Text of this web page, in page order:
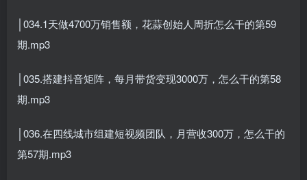
│034.1天做4700万销售额，花蒜创始人周折怎么干的第59
期.mp3
│035.搭建抖音矩阵，每月带货变现3000万，怎么干的第58
期.mp3
│036.在四线城市组建短视频团队，月营收300万，怎么干的
第57期.mp3